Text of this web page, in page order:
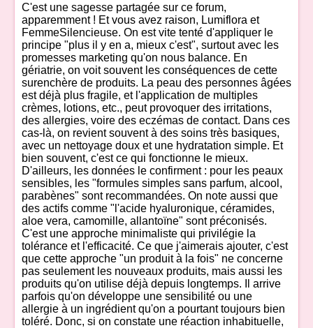
C'est une sagesse partagée sur ce forum,
apparemment ! Et vous avez raison, Lumiflora et
FemmeSilencieuse. On est vite tenté d'appliquer le
principe "plus il y en a, mieux c'est", surtout avec les
promesses marketing qu'on nous balance. En
gériatrie, on voit souvent les conséquences de cette
surenchère de produits. La peau des personnes âgées
est déjà plus fragile, et l'application de multiples
crèmes, lotions, etc., peut provoquer des irritations,
des allergies, voire des eczémas de contact. Dans ces
cas-là, on revient souvent à des soins très basiques,
avec un nettoyage doux et une hydratation simple. Et
bien souvent, c'est ce qui fonctionne le mieux.
D'ailleurs, les données le confirment : pour les peaux
sensibles, les "formules simples sans parfum, alcool,
parabènes" sont recommandées. On note aussi que
des actifs comme "l'acide hyaluronique, céramides,
aloe vera, camomille, allantoïne" sont préconisés.
C'est une approche minimaliste qui privilégie la
tolérance et l'efficacité. Ce que j'aimerais ajouter, c'est
que cette approche "un produit à la fois" ne concerne
pas seulement les nouveaux produits, mais aussi les
produits qu'on utilise déjà depuis longtemps. Il arrive
parfois qu'on développe une sensibilité ou une
allergie à un ingrédient qu'on a pourtant toujours bien
toléré. Donc, si on constate une réaction inhabituelle,